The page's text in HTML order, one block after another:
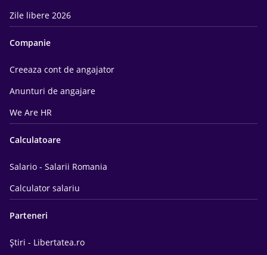
Zile libere 2026
Companie
Creeaza cont de angajator
Anunturi de angajare
We Are HR
Calculatoare
Salario - Salarii Romania
Calculator salariu
Parteneri
Știri - Libertatea.ro